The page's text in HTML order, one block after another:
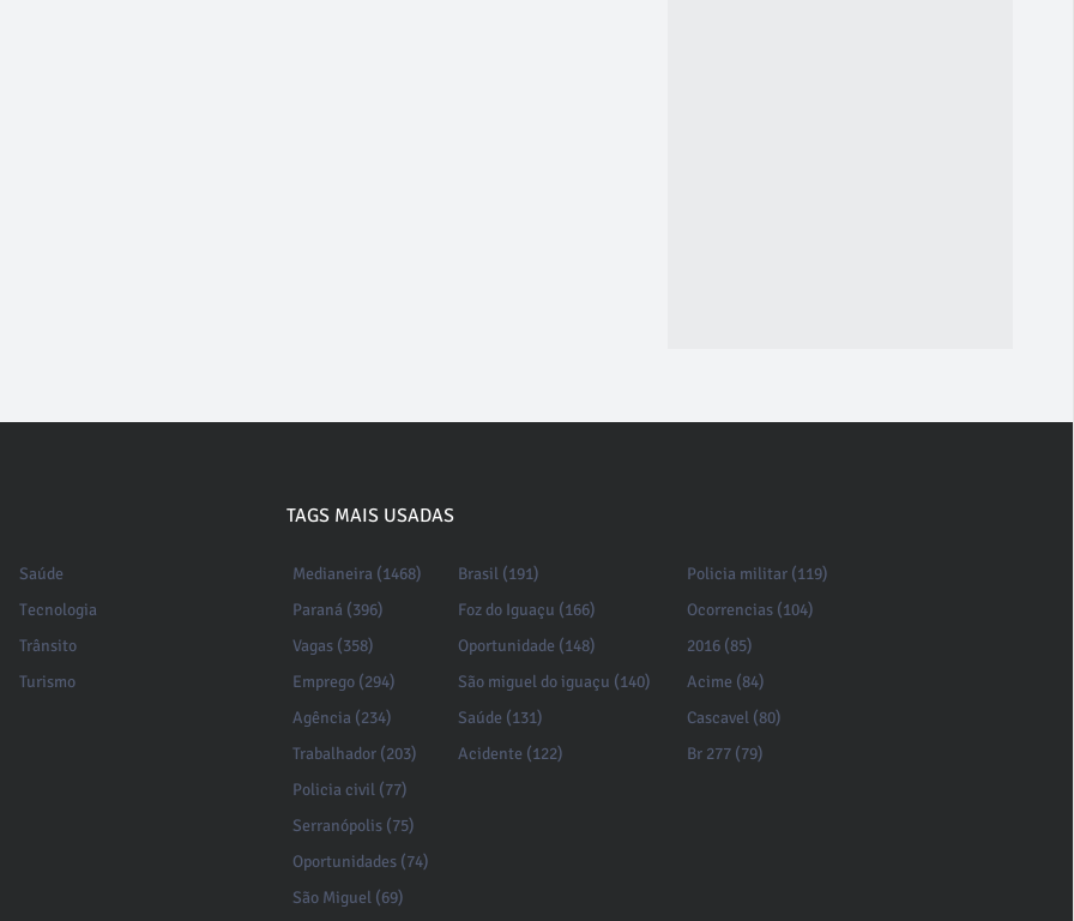
Saúde
Tecnologia
Trânsito
Turismo
TAGS MAIS USADAS
Medianeira (1468)
Paraná (396)
Vagas (358)
Emprego (294)
Agência (234)
Trabalhador (203)
Brasil (191)
Foz do Iguaçu (166)
Oportunidade (148)
São miguel do iguaçu (140)
Saúde (131)
Acidente (122)
Policia militar (119)
Ocorrencias (104)
2016 (85)
Acime (84)
Cascavel (80)
Br 277 (79)
Policia civil (77)
Serranópolis (75)
Oportunidades (74)
São Miguel (69)